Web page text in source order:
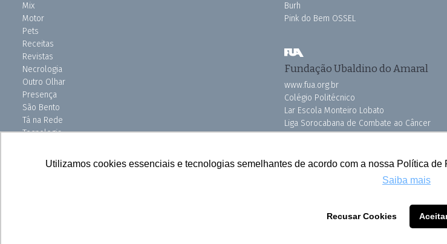
Utilizamos cookies essenciais e tecnologias semelhantes de acordo com a nossa Política
Saiba mais
Recusar Cookies
Mix
Motor
Pets
Receitas
Revistas
Necrologia
Outro Olhar
Presença
São Bento
Tá na Rede
Tecnologia
Uniso Ciência
Burh
Pink do Bem OSSEL
Fundação Ubaldino do Amaral
www.fua.org.br
Colégio Politécnico
Lar Escola Monteiro Lobato
Liga Sorocabana de Combate ao Câncer
Vila dos Velhinhos
Todos os direitos reservados © 2025